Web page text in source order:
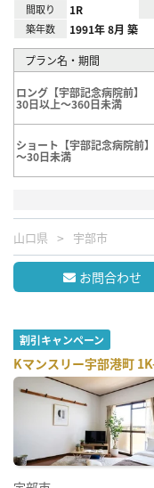
間取り 1R
築年数 1991年 8月 築
プラン名・期間
ロング【宇部記念病院前】
30日以上～360日未満
ショート【宇部記念病院前】
～30日未満
山口県 宇部市
お問合わせ
割引キャンペーン
Kマンスリー宇部港町